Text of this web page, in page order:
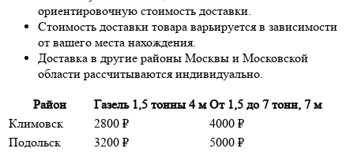
ориентировочную стоимость доставки.
Стоимость доставки товара варьируется в зависимости
от вашего места нахождения.
Доставка в другие районы Москвы и Московской
области рассчитываются индивидуально.
Район Газель 1,5 тонны 4 м От 1,5 до 7 тонн, 7 м
Климовск
2800 ₽
4000 ₽
Подольск
3200 ₽
5000 ₽